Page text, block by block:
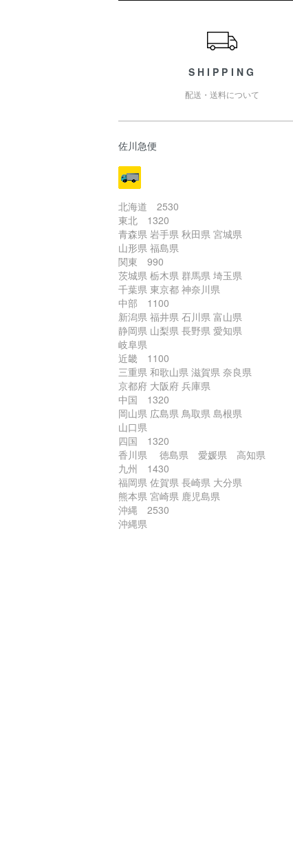
SHIPPING
配送・送料について
佐川急便
北海道 2530
東北 1320
青森県 岩手県 秋田県 宮城県
山形県 福島県
関東 990
茨城県 栃木県 群馬県 埼玉県
千葉県 東京都 神奈川県
中部 1100
新潟県 福井県 石川県 富山県
静岡県 山梨県 長野県 愛知県
岐阜県
近畿 1100
三重県 和歌山県 滋賀県 奈良県
京都府 大阪府 兵庫県
中国 1320
岡山県 広島県 鳥取県 島根県
山口県
四国 1320
香川県 徳島県 愛媛県 高知県
九州 1430
福岡県 佐賀県 長崎県 大分県
熊本県 宮崎県 鹿児島県
沖縄 2530
沖縄県